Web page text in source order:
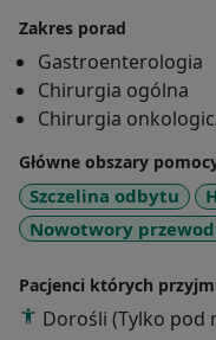
dzięki czemu
kolonoskopie. Poza
szerokiej gamy
byłem biegłym
Pracuję w Szpitalu w
gabinetach w Łodzi,
Zakres porad
Gastroenterologia
Chirurgia ogólna
Chirurgia
Główne obszary
Szczelina odbytu
Nowotwory
Pacjenci których
Dorośli (Tylko pod